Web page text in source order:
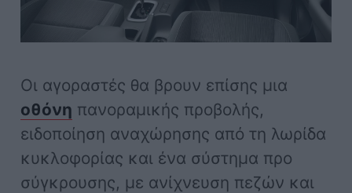
Οι αγοραστές θα βρουν επίσης μια
οθόνη πανοραμικής προβολής,
ειδοποίηση αναχώρησης από τη λωρίδα
κυκλοφορίας και ένα σύστημα προ
σύγκρουσης, με ανίχνευση πεζών και